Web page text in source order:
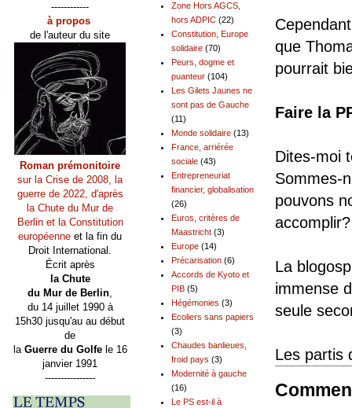
que
pourrait
Faire la
Dites-moi
Sommes-
pouvons
accomplir?
La
immense
seule
Les partis
Zone Hors AGCS,
hors ADPIC (22)
Constitution, Europe
solidaire (70)
Peurs, dogme et
puanteur (104)
Les Gilets Jaunes ne
sont pas de Gauche
(11)
Monde solidaire (13)
France, arriérée
sociale (43)
Entrepreneuriat
financier, globalisation
(26)
Euros, critères de
Maastricht (3)
Europe (14)
Précarisation (6)
Accords de Kyoto et
PIB (5)
Hégémonies (3)
Ecoliers sans papiers
(3)
Chaudes banlieues,
froid pays (3)
Modernité à gauche
(16)
Le PS est-il à
------------
à propos
de l'auteur du site
Roman prémonitoire
sur la Crise de 2008, la
guerre de 2022, d'après
la Chute du Mur de
Berlin et la Constitution
européenne et la fin du
Droit International.
Écrit après
la Chute
du Mur de Berlin,
du 14 juillet 1990 à
15h30 jusqu'au au début
de
la Guerre du Golfele 16
janvier 1991
----------------